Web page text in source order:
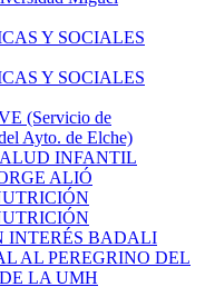
Y SOCIALES
Y SOCIALES
(Servicio de
Ayto. de Elche)
INFANTIL
ALIÓ
INTERÉS BADALI
AL PEREGRINO DEL
LA UMH